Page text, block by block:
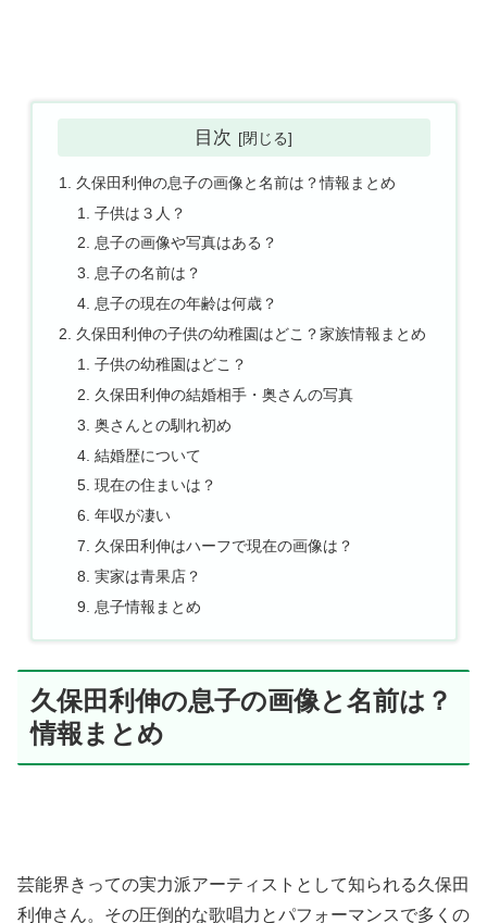
目次
久保田利伸の息子の画像と名前は？情報まとめ
子供は３人？
息子の画像や写真はある？
息子の名前は？
息子の現在の年齢は何歳？
久保田利伸の子供の幼稚園はどこ？家族情報まとめ
子供の幼稚園はどこ？
久保田利伸の結婚相手・奥さんの写真
奥さんとの馴れ初め
結婚歴について
現在の住まいは？
年収が凄い
久保田利伸はハーフで現在の画像は？
実家は青果店？
息子情報まとめ
久保田利伸の息子の画像と名前は？
情報まとめ
芸能界きっての実力派アーティストとして知られる久保田
利伸さん。その圧倒的な歌唱力とパフォーマンスで多くの